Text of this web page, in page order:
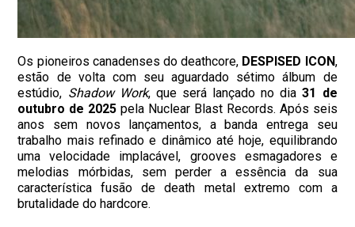
Os pioneiros canadenses do deathcore, DESPISED ICON,
estão de volta com seu aguardado sétimo álbum de
estúdio, Shadow Work, que será lançado no dia31 de
outubro de 2025 pela Nuclear Blast Records. Após seis
anos sem novos lançamentos, a banda entrega seu
trabalho mais refinado e dinâmico até hoje, equilibrando
uma velocidade implacável, grooves esmagadores e
melodias mórbidas, sem perder a essência da sua
característica fusão de death metal extremo com a
brutalidade do hardcore.